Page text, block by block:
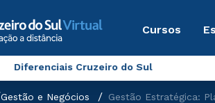
Cursos
Diferenciais Cruzeiro do Sul
Gestão e Negócios Gestão Estratégica: